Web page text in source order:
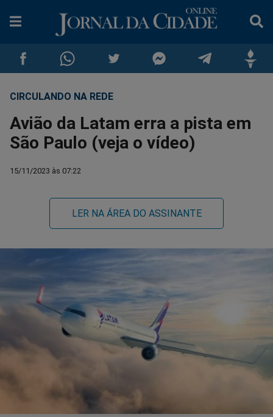
Compartilhar
no
Compartilhar
no
Compartilhar
no
no
no
no
CIRCULANDO NA REDE
Avião da Latam erra a pista em
São Paulo (veja o vídeo)
15/11/2023 às 07:22
LER NA ÁREA DO ASSINANTE